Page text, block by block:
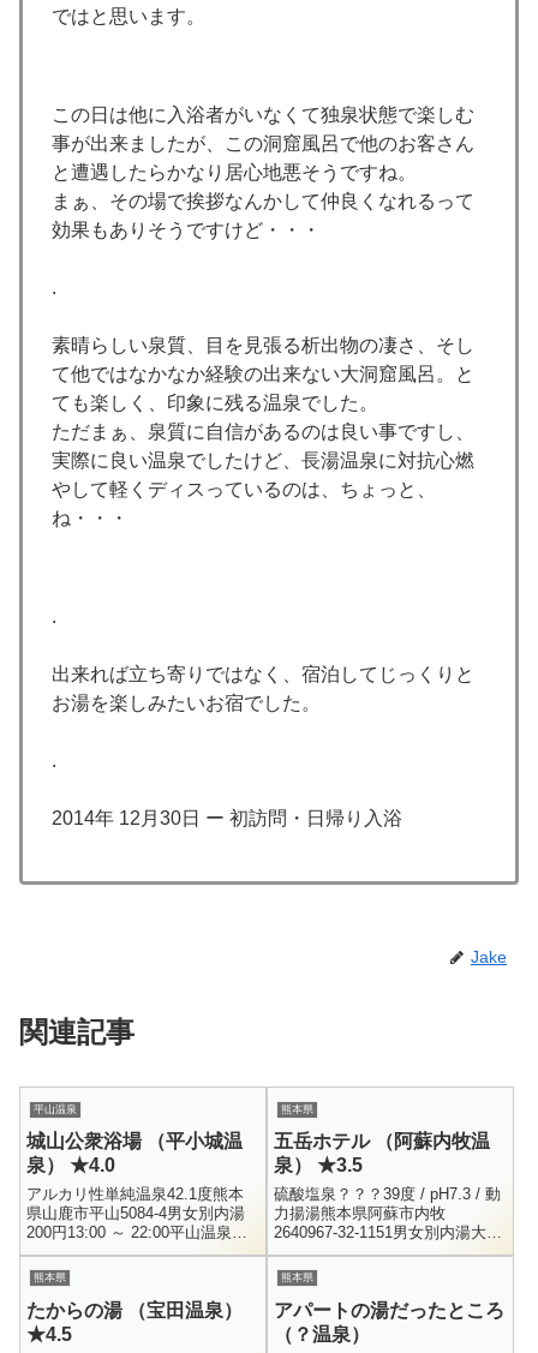
ではと思います。
この日は他に入浴者がいなくて独泉状態で楽しむ
事が出来ましたが、この洞窟風呂で他のお客さん
と遭遇したらかなり居心地悪そうですね。
まぁ、その場で挨拶なんかして仲良くなれるって
効果もありそうですけど・・・
.
素晴らしい泉質、目を見張る析出物の凄さ、そし
て他ではなかなか経験の出来ない大洞窟風呂。と
ても楽しく、印象に残る温泉でした。
ただまぁ、泉質に自信があるのは良い事ですし、
実際に良い温泉でしたけど、長湯温泉に対抗心燃
やして軽くディスっているのは、ちょっと、
ね・・・
.
出来れば立ち寄りではなく、宿泊してじっくりと
お湯を楽しみたいお宿でした。
.
2014年 12月30日 ー 初訪問・日帰り入浴
Jake
関連記事
平山温泉
城山公衆浴場 （平小城温
泉） ★4.0
アルカリ性単純温泉42.1度熊本
県山鹿市平山5084-4男女別内湯
200円13:00 ～ 22:00平山温泉の
中心部から少し外れた位置にポ
ツンと建っている公衆浴場で
す。平山温泉の一...
熊本県
五岳ホテル （阿蘇内牧温
泉） ★3.5
硫酸塩泉？？？39度 / pH7.3 / 動
力揚湯熊本県阿蘇市内牧
2640967-32-1151男女別内湯大人
350円、小人 200円12:00 ～
24:00阿蘇内牧温泉にある...
熊本県
たからの湯 （宝田温泉）
★4.5
熊本県
アパートの湯だったところ
（？温泉）